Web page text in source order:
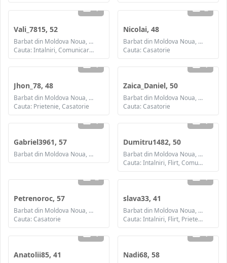
1
Vali_7815, 52
Barbat din Moldova Noua, Caras-Severin
Cauta: Intalniri, Comunicare / chat, Casatorie
2
Nicolai, 48
Barbat din Moldova Noua, Caras-Severin
Cauta: Casatorie
1
Jhon_78, 48
Barbat din Moldova Noua, Caras-Severin
Cauta: Prietenie, Casatorie
1
Zaica_Daniel, 50
Barbat din Moldova Noua, Caras-Severin
Cauta: Casatorie
1
Gabriel3961, 57
Barbat din Moldova Noua, Caras-Severin
1
Dumitru1482, 50
Barbat din Moldova Noua, Caras-Severin
Cauta: Intalniri, Flirt, Comunicare / chat, Prietenie, Casatorie
2
Petrenoroc, 57
Barbat din Moldova Noua, Caras-Severin
Cauta: Casatorie
1
slava33, 41
Barbat din Moldova Noua, Caras-Severin
Cauta: Intalniri, Flirt, Prietenie
1
Anatolii85, 41
1
Nadi68, 58